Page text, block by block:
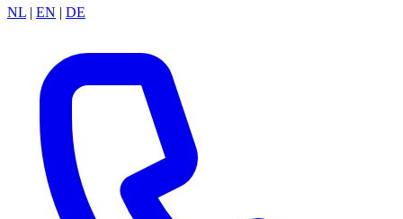
NL | EN | DE